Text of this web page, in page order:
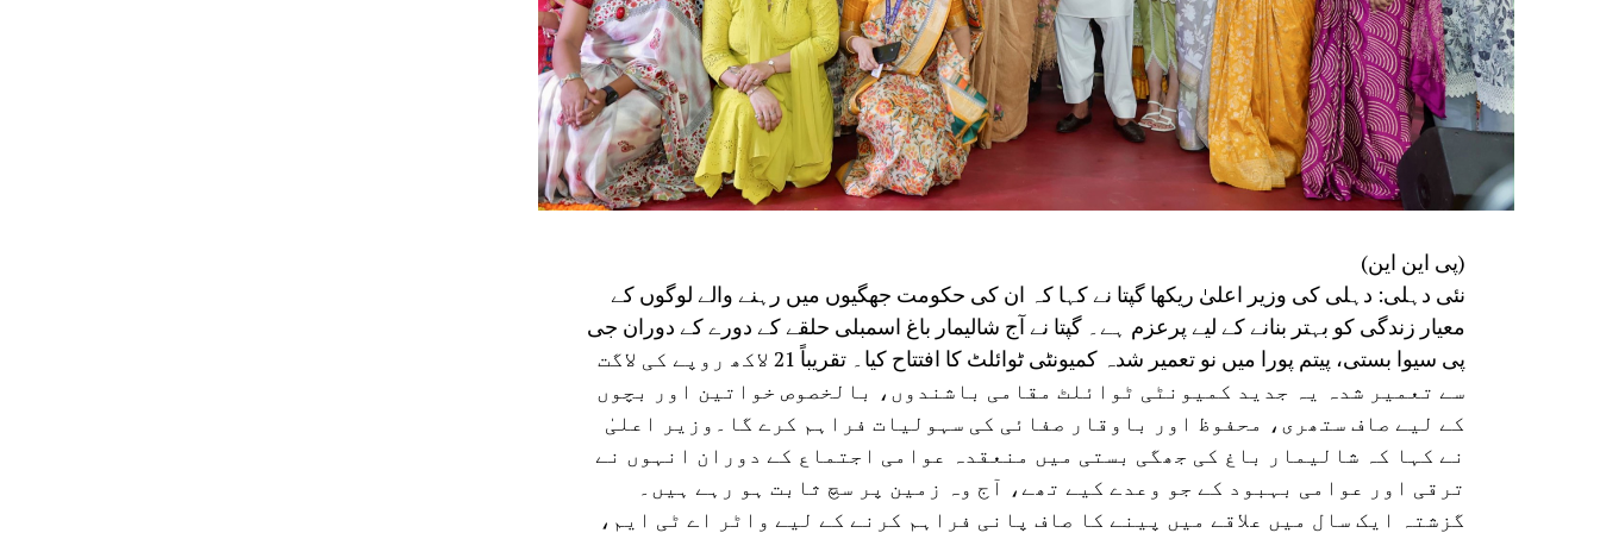
(پی این این)
نئی دہلی: دہلی کی وزیر اعلیٰ ریکھا گپتا نے کہا کہ ان کی حکومت جھگیوں میں رہنے والے لوگوں کے
معیار زندگی کو بہتر بنانے کے لیے پرعزم ہے۔ گپتا نے آج شالیمار باغ اسمبلی حلقے کے دورے کے دوران جی
پی سیوا بستی، پیتم پورا میں نو تعمیر شدہ کمیونٹی ٹوائلٹ کا افتتاح کیا۔ تقریباً 21 لاکھ روپے کی لاگت
سے تعمیر شدہ یہ جدید کمیونٹی ٹوائلٹ مقامی باشندوں، بالخصوص خواتین اور بچوں
کے لیے صاف ستھری، محفوظ اور باوقار صفائی کی سہولیات فراہم کرے گا۔وزیر اعلیٰ
نے کہا کہ شالیمار باغ کی جھگی بستی میں منعقدہ عوامی اجتماع کے دوران انہوں نے
ترقی اور عوامی بہبود کے جو وعدے کیے تھے، آج وہ زمین پر سچ ثابت ہو رہے ہیں۔
گزشتہ ایک سال میں علاقے میں پینے کا صاف پانی فراہم کرنے کے لیے واٹر اے ٹی ایم،